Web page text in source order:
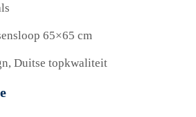
65×65 cm
Duitse topkwaliteit